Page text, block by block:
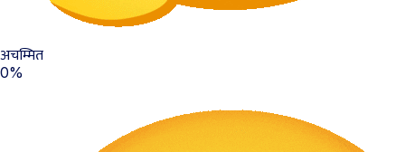
अचम्मित
0%